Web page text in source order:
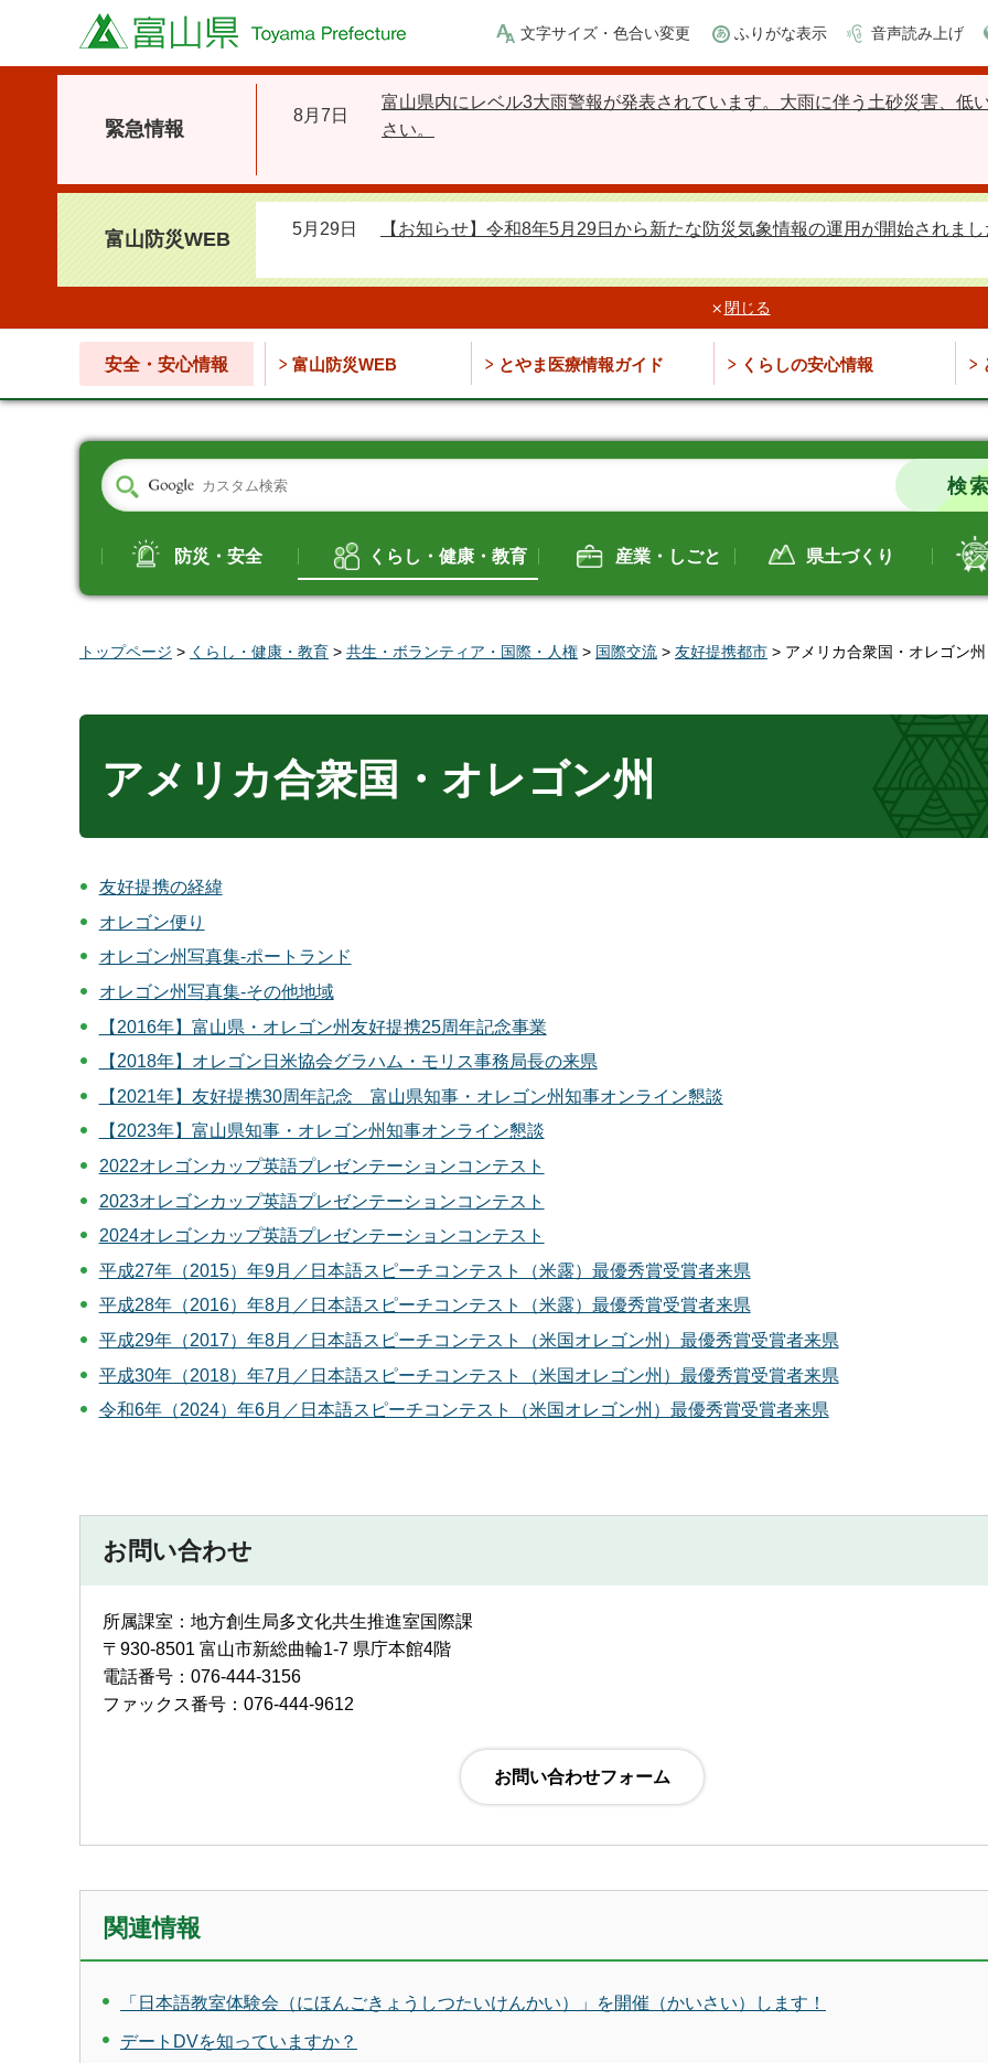
富山県 文字サイズ・色合い変更 ふりがな表示 音声読み上げ
緊急情報
8月7日
富山県内にレベル3大雨警報が発表されています。大雨に伴う土砂災害、低
さい。
富山防災WEB 5月29日 【お知らせ】令和8年5月29日から新たな防災気象情報の運用が開始されま
閉じる
安全・安心情報 富山防災WEB とやま医療情報ガイド くらしの安心情報
防災・安全 くらし・健康・教育 産業・しごと 県土づくり
トップページ > くらし・健康・教育 > 共生・ボランティア・国際・人権 > 国際交流 > 友好提携都市 > アメリカ合衆国・オレゴン州
アメリカ合衆国・オレゴン州
友好提携の経緯
オレゴン便り
オレゴン州写真集-ポートランド
オレゴン州写真集-その他地域
【2016年】富山県・オレゴン州友好提携25周年記念事業
【2018年】オレゴン日米協会グラハム・モリス事務局長の来県
【2021年】友好提携30周年記念 富山県知事・オレゴン州知事オンライン懇談
【2023年】富山県知事・オレゴン州知事オンライン懇談
2022オレゴンカップ英語プレゼンテーションコンテスト
2023オレゴンカップ英語プレゼンテーションコンテスト
2024オレゴンカップ英語プレゼンテーションコンテスト
平成27年（2015）年9月／日本語スピーチコンテスト（米露）最優秀賞受賞者来県
平成28年（2016）年8月／日本語スピーチコンテスト（米露）最優秀賞受賞者来県
平成29年（2017）年8月／日本語スピーチコンテスト（米国オレゴン州）最優秀賞受賞者来県
平成30年（2018）年7月／日本語スピーチコンテスト（米国オレゴン州）最優秀賞受賞者来県
令和6年（2024）年6月／日本語スピーチコンテスト（米国オレゴン州）最優秀賞受賞者来県
お問い合わせ
所属課室：地方創生局多文化共生推進室国際課
〒930-8501 富山市新総曲輪1-7 県庁本館4階
電話番号：076-444-3156
ファックス番号：076-444-9612
関連情報
「日本語教室体験会（にほんごきょうしつたいけんかい）」を開催（かいさい）します！
デートDVを知っていますか？